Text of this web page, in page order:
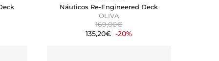
Náuticos Re-Engineered Deck
OLIVA
169,00€
135,20€ -20%